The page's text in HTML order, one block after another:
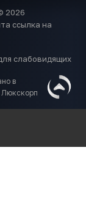
2026
ссылка на
слабовидящих
в